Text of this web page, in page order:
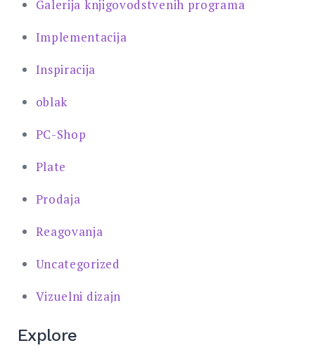
Galerija knjigovodstvenih programa
Implementacija
Inspiracija
oblak
PC-Shop
Plate
Prodaja
Reagovanja
Uncategorized
Vizuelni dizajn
Explore